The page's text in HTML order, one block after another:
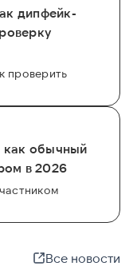
дипфейк-
проверить
как обычный
в 2026
Все новости